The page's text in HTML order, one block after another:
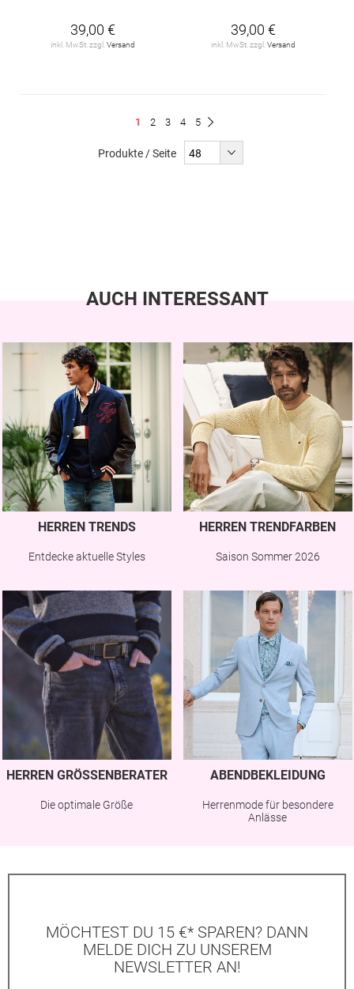
39,00 €
inkl. MwSt. zzgl. Versand
39,00 €
inkl. MwSt. zzgl. Versand
Du
1 Seite
2 Seite
3 Seite
4 Seite
5
Produkte / Seite
AUCH INTERESSANT
HERREN TRENDS
Entdecke aktuelle Styles
HERREN TRENDFARBEN
Saison Sommer 2026
HERREN GRÖSSENBERATER
Die optimale Größe
ABENDBEKLEIDUNG
Herrenmode für besondere
Anlässe
MÖCHTEST DU 15 €* SPAREN? DANN
MELDE DICH ZU UNSEREM
NEWSLETTER AN!